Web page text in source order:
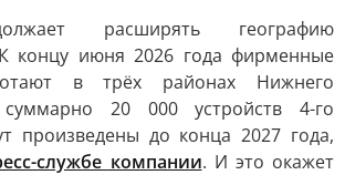
расширять географию
концу июня 2026 года фирменные
в трёх районах Нижнего
20 000 устройств 4-го
произведены до конца 2027 года,
службе компании. И это окажет